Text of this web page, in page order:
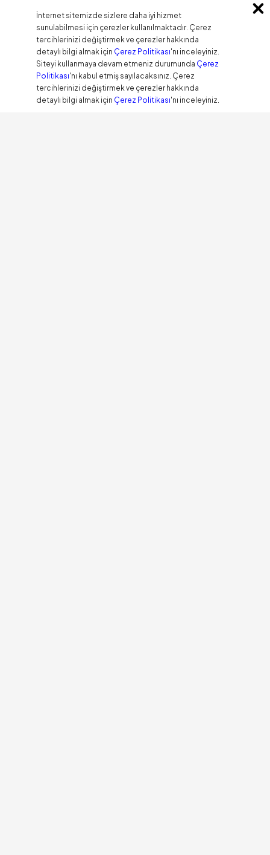
İnternet sitemizde sizlere daha iyi hizmet
sunulabilmesi için çerezler kullanılmaktadır. Çerez
tercihlerinizi değiştirmek ve çerezler hakkında
detaylı bilgi almak için Çerez Politikası'nı inceleyiniz.
Siteyi kullanmaya devam etmeniz durumunda Çerez
Politikası'nı kabul etmiş sayılacaksınız. Çerez
tercihlerinizi değiştirmek ve çerezler hakkında
detaylı bilgi almak için Çerez Politikası'nı inceleyiniz.